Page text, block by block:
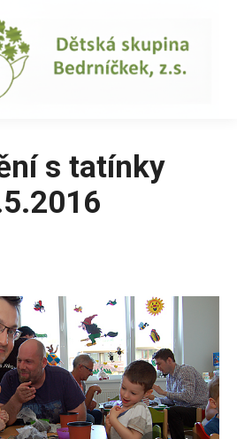
s tatínky